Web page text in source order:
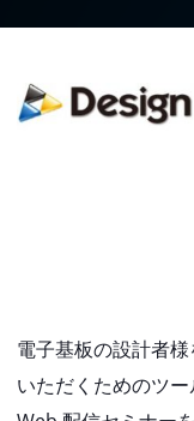
電子基板の設計者
いただくためのツー